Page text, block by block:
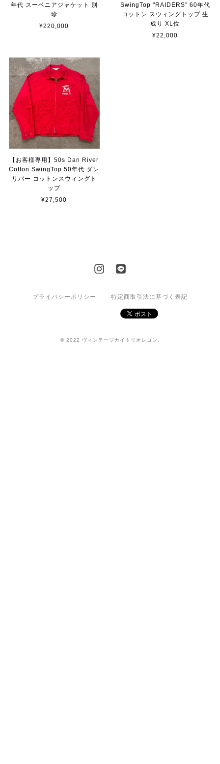
年代 スーベニアジャケット 別
珍
¥220,000
SwingTop "RAIDERS" 60年代
コットン スウィングトップ 生
成り XL位
¥22,000
【お客様専用】50s Dan River
Cotton SwingTop 50年代 ダン
リバー コットンスウィングト
ップ
¥27,500
プライバシーポリシー 特定商取引法に基づく表記
© 2022 ヴィンテージカイトリオレゴン.